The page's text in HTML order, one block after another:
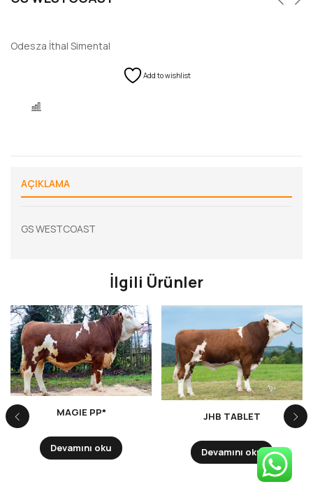
Odesza İthal Simental
Add to wishlist
AÇIKLAMA
GS WESTCOAST
İlgili Ürünler
MAGIE PP*
Devamını oku
JHB TABLET
Devamını oku